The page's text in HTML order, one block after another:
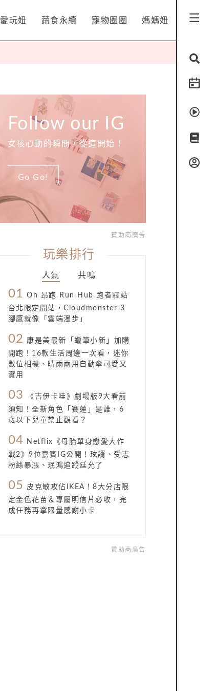
愛玩妞 蔬食永續 寵物圈圈 媽媽妞
Follow our IG
女孩心動的瞬間，從這開始！
Go Go!
贊助商廣告
玩樂排行
人氣 共鳴
01 On 昂跑 Run Hub 跑者驛站
台北限定開站，Cloudmonster 3
腳感就像「雲端漫步」
02
康是美最新「蠟筆小新」加購
開跑！16款生活周邊一次看，迷你
數位相機、晴雨兩用自動傘可愛又
實用
03
《吉伊卡哇》劇場版9大看前
須知！全新角色「賽蓮」是誰，6
歲以下兒童禁止觀看？
04
Netflix《母胎單身戀愛大作
戰2》9位嘉賓IG公開！玹諝、受志
粉絲暴漲、珉鴻追蹤廷允了
05
皮克敏攻佔IKEA！8大分店限
定金色花苗＆專屬明信片必收，完
成任務再拿限量感謝小卡
贊助商廣告